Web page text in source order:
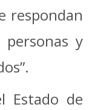
respondan
personas y
Estado de